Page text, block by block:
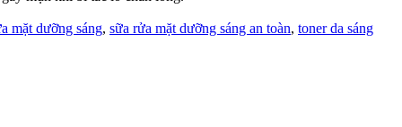
mặt dưỡng sáng, sữa rửa mặt dưỡng sáng an toàn, toner da sáng